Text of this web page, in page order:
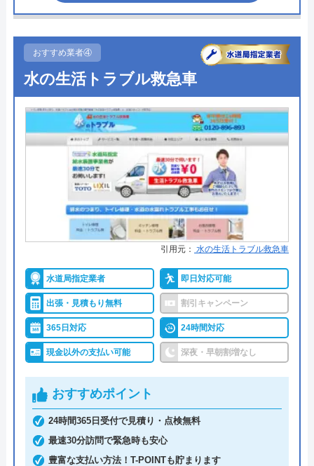
ハウスラボホームの基本情報
代表者 勝島崇裕
創業・設立 2024年11月設立
本社所在地
〒113-0033
東京都文京区本郷5-1-11
対応エリア 宇和島市周辺
対応エリア詳
宇和島市のトイレ水漏れ・つまり修理
に駆けつけ対応｜水道局指定業者ハウ
スラボホーム
●受付時間 7:00～22:00
●定休日
●出張見積もり 出張料金3,300円
●支払い方法
現金、クレジットカード、コンビ
ニ後払い
●累計実績 ―
●保証・保険
詳細は公式HPでご確認ください
住まいる本舗がおすすめの理由
住まいる本舗は、ご家庭のトラブル全般に対応して
いる便利屋で、水回りのトラブル修理も承っており
ます。香川県全域と、愛媛県の幅広いエリアを対応
エリアとして営業しております。
営業時間は7:00～22:00、年中無休で営業しておりま
す。相談や見積依頼は電話、問い合わせフォームか
ら受け付けております。電話から30～90分の対応を
目指しているので、緊急時のトラブルでも迅速に対
応してもらえます。
おすすめ業者④
水の生活トラブル救急車
引用元： 水の生活トラブル救急車
水道局指定業者 即日対応可能
出張・見積もり無料 割引キャンペーン
365日対応 24時間対応
現金以外の支払い可能 深夜・早朝割増なし
おすすめポイント
24時間365日受付で見積り・点検無料
最速30分訪問で緊急時も安心
豊富な支払い方法！T-POINTも貯まります